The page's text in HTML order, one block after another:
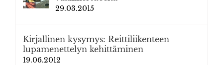
29.03.2015
Kirjallinen kysymys: Reittiliikenteen
lupamenettelyn kehittäminen
19.06.2012